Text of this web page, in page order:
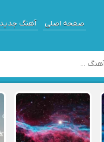
صفحه اصلی آهنگ جدید